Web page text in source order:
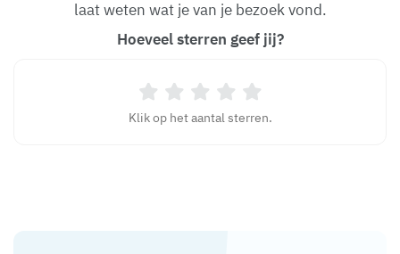
laat weten wat je van je bezoek vond.
Hoeveel sterren geef jij?
Klik op het aantal sterren.